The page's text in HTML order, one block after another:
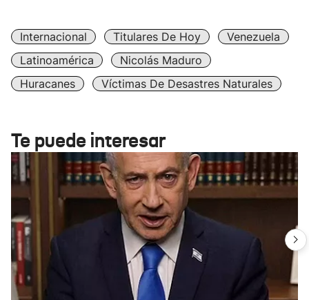
Internacional Titulares De Hoy
Venezuela
Latinoamérica
Nicolás Maduro
Huracanes
Víctimas De Desastres Naturales
Te puede interesar